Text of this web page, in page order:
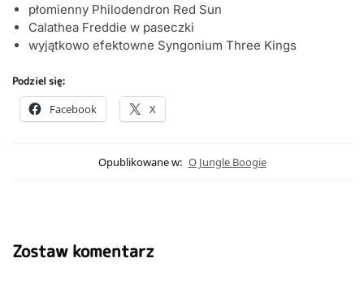
płomienny Philodendron Red Sun
Calathea Freddie w paseczki
wyjątkowo efektowne Syngonium Three Kings
Podziel się:
Facebook X
Opublikowane w: O Jungle Boogie
Zostaw komentarz